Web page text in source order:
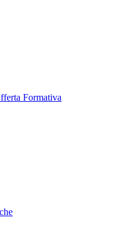
Formativa